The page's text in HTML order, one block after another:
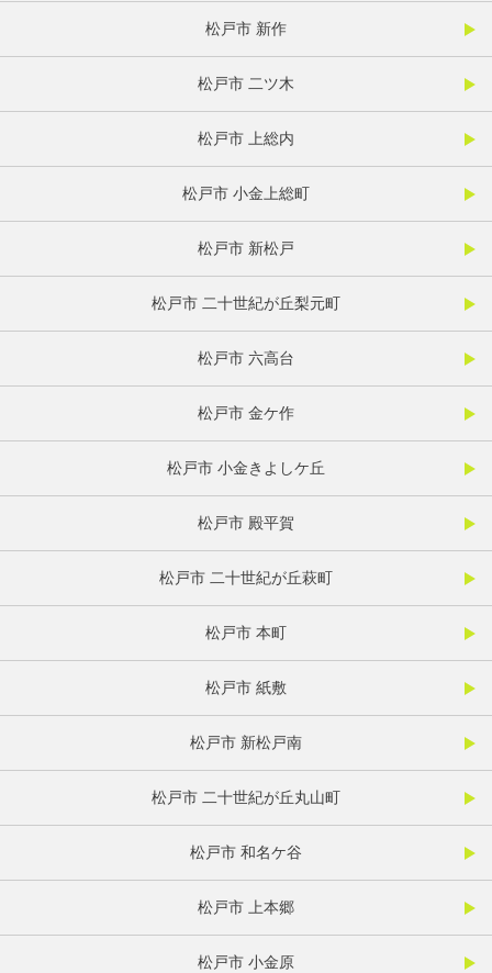
松戸市 新作
松戸市 二ツ木
松戸市 上総内
松戸市 小金上総町
松戸市 新松戸
松戸市 二十世紀が丘梨元町
松戸市 六高台
松戸市 金ケ作
松戸市 小金きよしケ丘
松戸市 殿平賀
松戸市 二十世紀が丘萩町
松戸市 本町
松戸市 紙敷
松戸市 新松戸南
松戸市 二十世紀が丘丸山町
松戸市 和名ケ谷
松戸市 上本郷
松戸市 小金原